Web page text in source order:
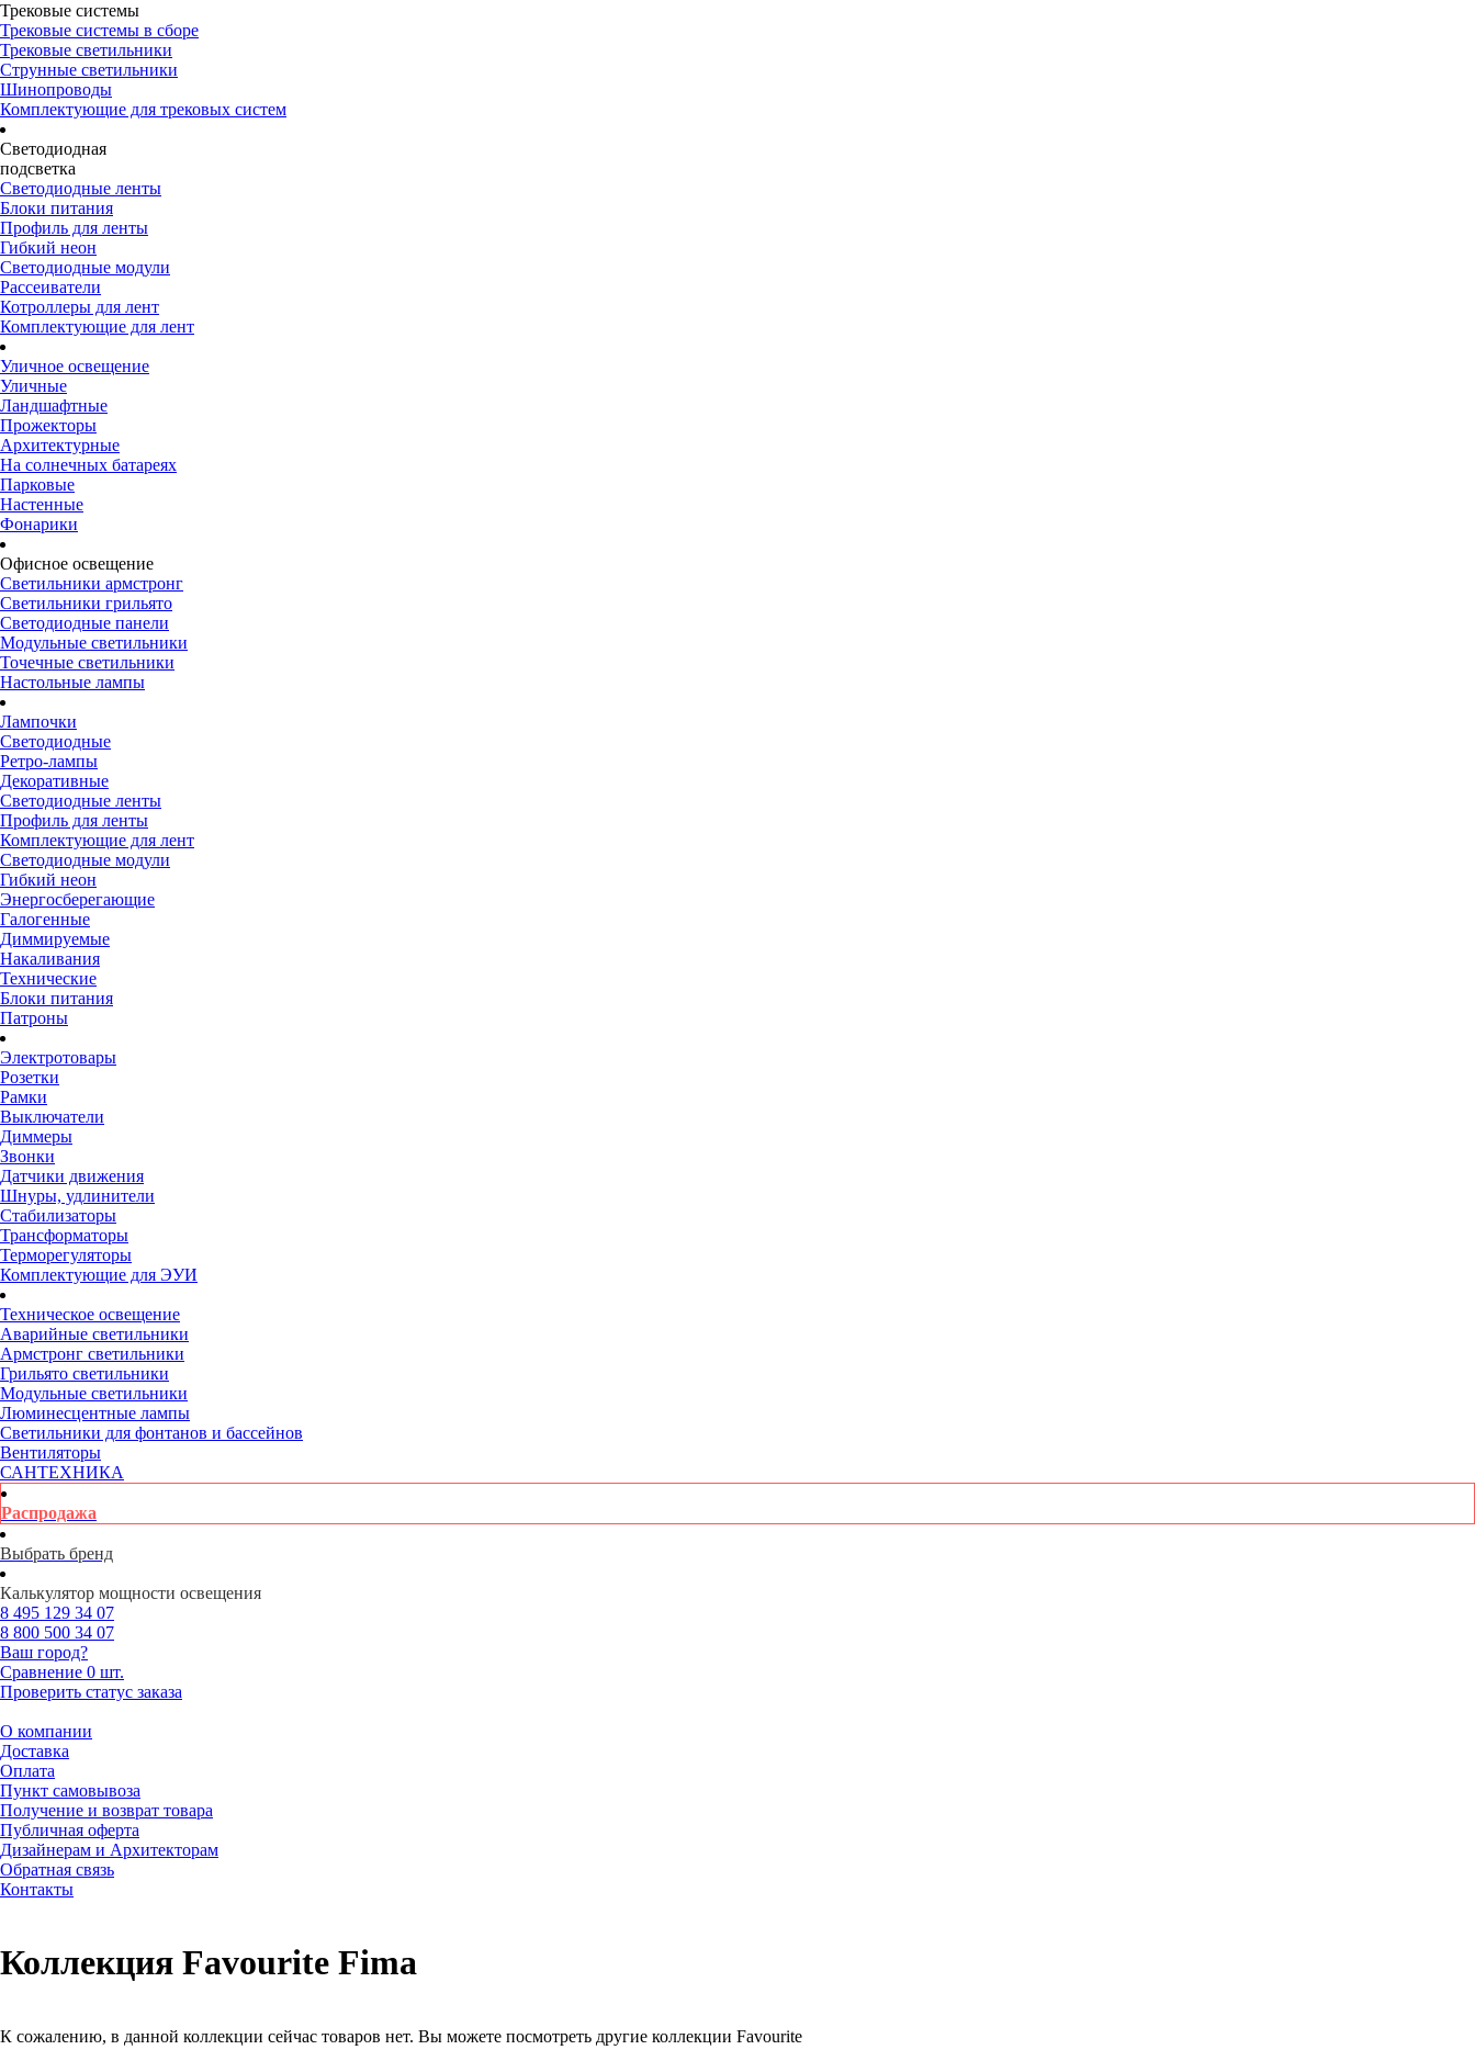
Трековые системы
Трековые системы в сборе
Трековые светильники
Струнные светильники
Шинопроводы
Комплектующие для трековых систем
Светодиодная
подсветка
Светодиодные ленты
Блоки питания
Профиль для ленты
Гибкий неон
Светодиодные модули
Рассеиватели
Котроллеры для лент
Комплектующие для лент
Уличное освещение
Уличные
Ландшафтные
Прожекторы
Архитектурные
На солнечных батареях
Парковые
Настенные
Фонарики
Офисное освещение
Светильники армстронг
Светильники грильято
Светодиодные панели
Модульные светильники
Точечные светильники
Настольные лампы
Лампочки
Светодиодные
Ретро-лампы
Декоративные
Светодиодные ленты
Профиль для ленты
Комплектующие для лент
Светодиодные модули
Гибкий неон
Энергосберегающие
Галогенные
Диммируемые
Накаливания
Технические
Блоки питания
Патроны
Электротовары
Розетки
Рамки
Выключатели
Диммеры
Звонки
Датчики движения
Шнуры, удлинители
Стабилизаторы
Трансформаторы
Терморегуляторы
Комплектующие для ЭУИ
Техническое освещение
Аварийные светильники
Армстронг светильники
Грильято светильники
Модульные светильники
Люминесцентные лампы
Светильники для фонтанов и бассейнов
Вентиляторы
САНТЕХНИКА
Распродажа
Выбрать бренд
Калькулятор мощности освещения
8 495 129 34 07
8 800 500 34 07
Ваш город?
Сравнение 0 шт.
Проверить статус заказа
О компании
Доставка
Оплата
Пункт самовывоза
Получение и возврат товара
Публичная оферта
Дизайнерам и Архитекторам
Обратная связь
Контакты
Коллекция Favourite Fima
К сожалению, в данной коллекции сейчас товаров нет. Вы можете посмотреть другие коллекции Favourite